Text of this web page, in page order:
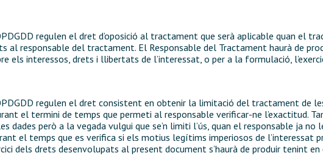
regulen el dret d’oposició al tractament que serà aplicable quan el
al responsable del tractament. El Responsable del Tractament haurà de
els interessos, drets i llibertats de l’interessat, o per a la formulació,
regulen el dret consistent en obtenir la limitació del tractament de
el termini de temps que permeti al responsable verificar-ne l’exactitud.
dades però a la vegada vulgui que se’n limiti l’ús, quan el responsable ja
el temps que es verifica si els motius legítims imperiosos de l’interessat
dels drets desenvolupats al present document s’haurà de produir tenint